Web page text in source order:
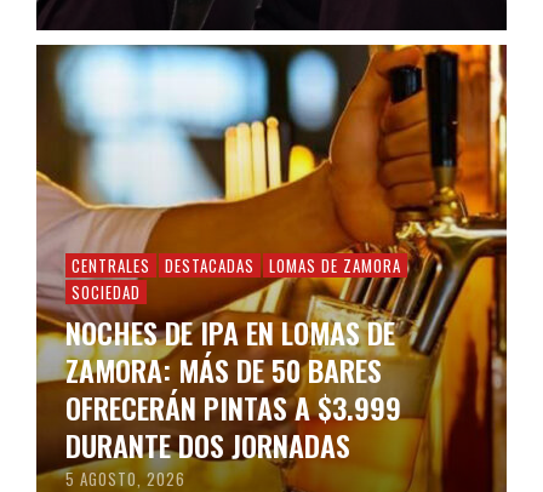
CENTRALES DESTACADAS
LOMAS DE ZAMORA
SOCIEDAD
NOCHES DE IPA EN LOMAS DE
ZAMORA: MÁS DE 50 BARES
OFRECERÁN PINTAS A $3.999
DURANTE DOS JORNADAS
5 AGOSTO, 2026